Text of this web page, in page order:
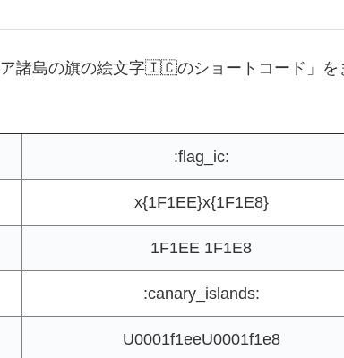
諸島の旗の絵文字🇮🇨のショートコード」を
:flag_ic:
x{1F1EE}x{1F1E8}
1F1EE 1F1E8
:canary_islands:
U0001f1eeU0001f1e8